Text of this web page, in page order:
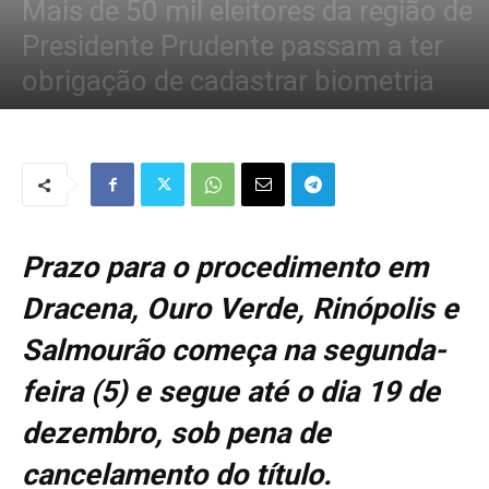
Mais de 50 mil eleitores da região de
Presidente Prudente passam a ter
obrigação de cadastrar biometria
Por Redação Tribo - 5 de novembro de 2018 1309 0
Prazo para o procedimento em
Dracena, Ouro Verde, Rinópolis e
Salmourão começa na segunda-
feira (5) e segue até o dia 19 de
dezembro, sob pena de
cancelamento do título.